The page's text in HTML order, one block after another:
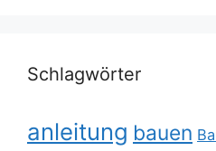
Schlagwörter
anleitung bauen